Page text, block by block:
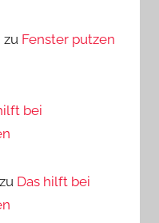
zu Fenster putzen
bei
Das hilft bei